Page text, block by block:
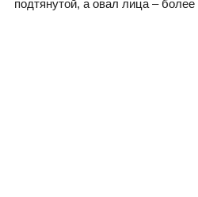
подтянутой, а овал лица –